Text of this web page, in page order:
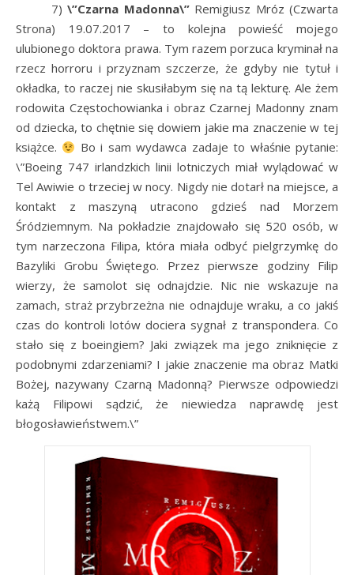
7)\”Czarna Madonna\” Remigiusz Mróz (Czwarta
Strona) 19.07.2017 – to kolejna powieść mojego
ulubionego doktora prawa. Tym razem porzuca kryminał na
rzecz horroru i przyznam szczerze, że gdyby nie tytuł i
okładka, to raczej nie skusiłabym się na tą lekturę. Ale żem
rodowita Częstochowianka i obraz Czarnej Madonny znam
od dziecka, to chętnie się dowiem jakie ma znaczenie w tej
książce.
Bo i sam wydawca zadaje to właśnie pytanie:
\”Boeing 747 irlandzkich linii lotniczych miał wylądować w
Tel Awiwie o trzeciej w nocy. Nigdy nie dotarł na miejsce, a
kontakt z maszyną utracono gdzieś nad Morzem
Śródziemnym. Na pokładzie znajdowało się 520 osób, w
tym narzeczona Filipa, która miała odbyć pielgrzymkę do
Bazyliki Grobu Świętego. Przez pierwsze godziny Filip
wierzy, że samolot się odnajdzie. Nic nie wskazuje na
zamach, straż przybrzeżna nie odnajduje wraku, a co jakiś
czas do kontroli lotów dociera sygnał z transpondera. Co
stało się z boeingiem? Jaki związek ma jego zniknięcie z
podobnymi zdarzeniami? I jakie znaczenie ma obraz Matki
Bożej, nazywany Czarną Madonną? Pierwsze odpowiedzi
każą Filipowi sądzić, że niewiedza naprawdę jest
błogosławieństwem.\”